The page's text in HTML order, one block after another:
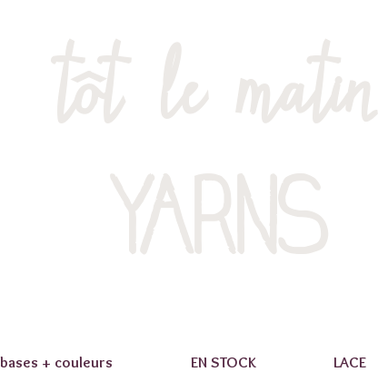
tôt le matin
YARNS
bases + couleurs EN STOCK LACE